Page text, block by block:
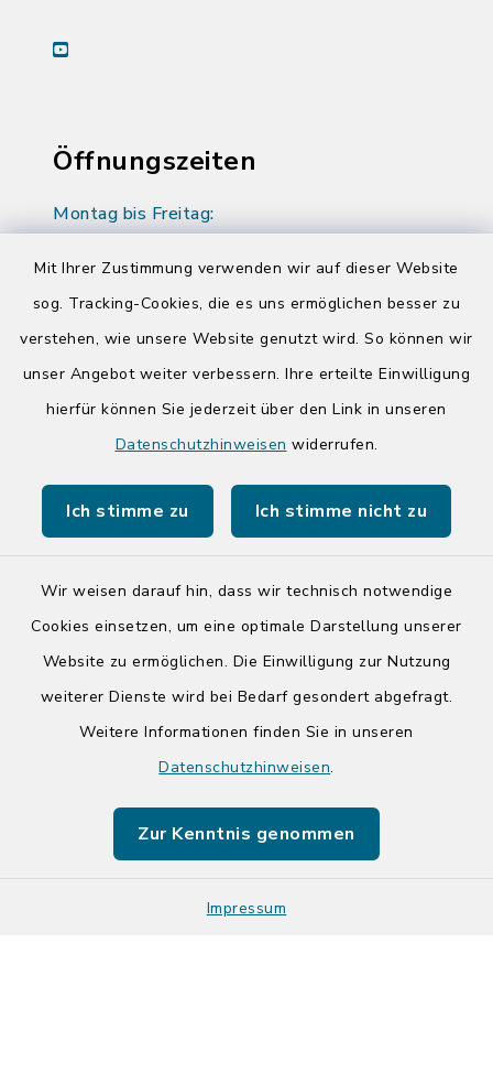
Mit Ihrer Zustimmung verwenden wir auf dieser Website
sog. Tracking-Cookies, die es uns ermöglichen besser zu
verstehen, wie unsere Website genutzt wird. So können wir
unser Angebot weiter verbessern. Ihre erteilte Einwilligung
hierfür können Sie jederzeit über den Link in unseren
Datenschutzhinweisen widerrufen.
Ich stimme zu Ich stimme nicht zu
Wir weisen darauf hin, dass wir technisch notwendige
Cookies einsetzen, um eine optimale Darstellung unserer
Website zu ermöglichen. Die Einwilligung zur Nutzung
weiterer Dienste wird bei Bedarf gesondert abgefragt.
Weitere Informationen finden Sie in unseren
Datenschutzhinweisen.
Zur Kenntnis genommen
Impressum
youtube
Öffnungszeiten
Montag bis Freitag:
Donnerstag zusätzlich:
14:00-17:00 Uhr
Quicklinks
Tourist-Info der Stadt Bad Segeberg
Barrierefreiheit
Sitemap